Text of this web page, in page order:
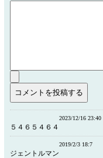
2023/12/16 23:40
５４６５４６４
2019/2/3 18:7
ジェントルマン